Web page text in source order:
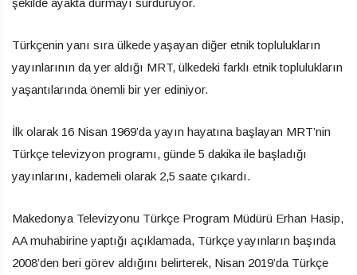
Türkçenin yanı sıra ülkede yaşayan diğer etnik toplulukların
yayınlarının da yer aldığı MRT, ülkedeki farklı etnik toplulukların
yaşantılarında önemli bir yer ediniyor.
İlk olarak 16 Nisan 1969’da yayın hayatına başlayan MRT’nin
Türkçe televizyon programı, günde 5 dakika ile başladığı
yayınlarını, kademeli olarak 2,5 saate çıkardı.
Makedonya Televizyonu Türkçe Program Müdürü Erhan Hasip,
AA muhabirine yaptığı açıklamada, Türkçe yayınların başında
2008’den beri görev aldığını belirterek, Nisan 2019’da Türkçe